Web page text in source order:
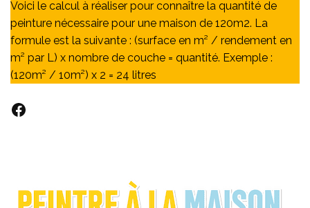
Voici le calcul à réaliser pour connaître la quantité de
peinture nécessaire pour une maison de 120m2. La
formule est la suivante : (surface en m² / rendement en
m² par L) x nombre de couche = quantité. Exemple :
(120m² / 10m²) x 2 = 24 litres
Facebook